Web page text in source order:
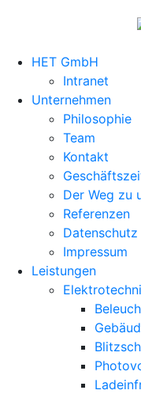
HET GmbH
Intranet
Unternehmen
Philosophie
Team
Kontakt
Der Weg zu
Referenzen
Datenschutz
Impressum
Leistungen